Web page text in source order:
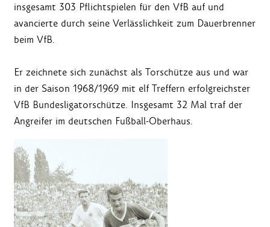
insgesamt 303 Pflichtspielen für den VfB auf und
avancierte durch seine Verlässlichkeit zum Dauerbrenner
beim VfB.
Er zeichnete sich zunächst als Torschütze aus und war
in der Saison 1968/1969 mit elf Treffern erfolgreichster
VfB Bundesligatorschütze. Insgesamt 32 Mal traf der
Angreifer im deutschen Fußball-Oberhaus.